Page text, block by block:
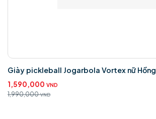
Giày pickleball Jogarbola Vortex nữ Hồng
1,590,000 VND
1,990,000 VND